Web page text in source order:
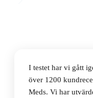
I testet har vi gått
över 1200
Meds. Vi har